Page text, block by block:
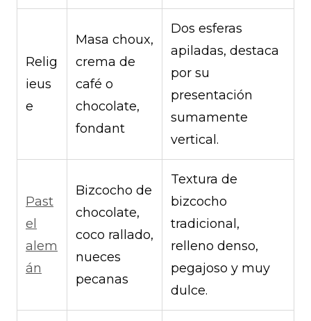
Relig
ieus
e
Masa choux,
crema de
café o
chocolate,
fondant
Dos esferas
apiladas, destaca
por su
presentación
sumamente
vertical.
Past
el
alem
án
Bizcocho de
chocolate,
coco rallado,
nueces
pecanas
Textura de
bizcocho
tradicional,
relleno denso,
pegajoso y muy
dulce.